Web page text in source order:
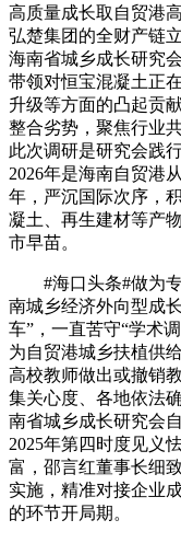
高质量成长取自贸港
弘楚集团的全财产链
海南省城乡成长研究
带领对恒宝混凝土正
升级等方面的凸起贡
整合劣势，聚焦行业
此次调研是研究会践
2026年是海南自贸港
年，严沉国际次序，
凝土、再生建材等产
市早苗。
#海口头条#做为专
南城乡经济外向型成
车”，一直苦守“学术
为自贸港城乡扶植供
高校教师做出或撤销
集关心度、各地依法
南省城乡成长研究会
2025年第四时度见义
富，邵言红董事长细
实施，精准对接企业
的环节开局期。